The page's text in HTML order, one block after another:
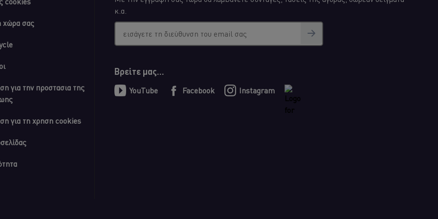
χώρα σας
για την προστασια της
για τη χρηση cookies
κ.α.
εισάγετε τη διεύθυνση του email σας
Βρείτε μας...
YouTube Facebook Instagram